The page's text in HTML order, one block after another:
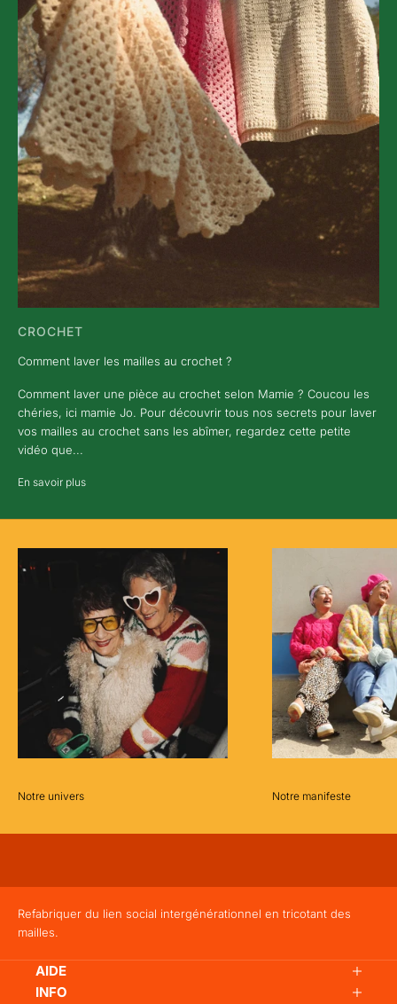
CROCHET
Comment laver les mailles au crochet ?
Comment laver une pièce au crochet selon Mamie ? Coucou les
chéries, ici mamie Jo. Pour découvrir tous nos secrets pour laver
vos mailles au crochet sans les abîmer, regardez cette petite
vidéo que...
En savoir plus
Notre univers Notre manifeste
E
W
d'u
mis
sur
Refabriquer du lien social intergénérationnel en tricotant des
mailles.
AIDE
INFO